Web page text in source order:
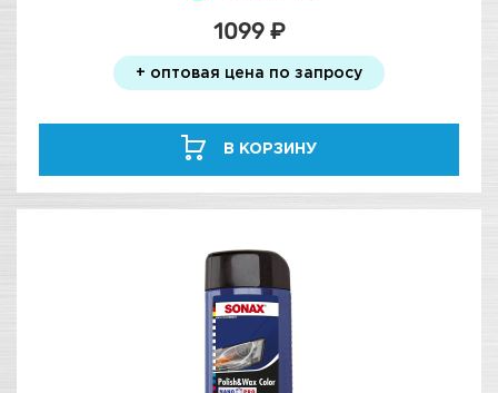
1099 ₽
+ оптовая цена по запросу
В КОРЗИНУ